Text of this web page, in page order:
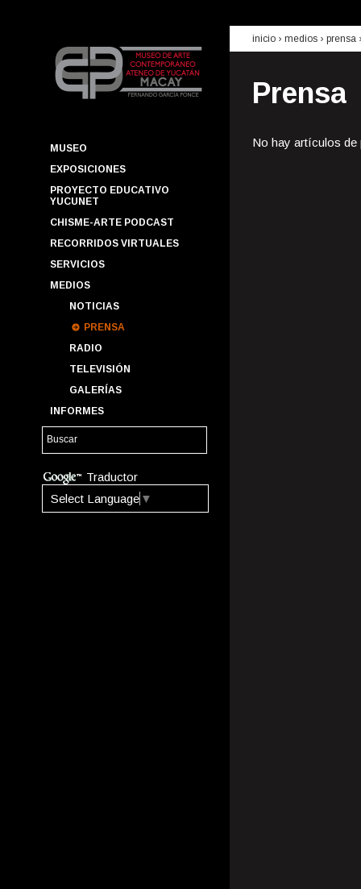
MUSEO
EXPOSICIONES
PROYECTO EDUCATIVO
YUCUNET
CHISME-ARTE PODCAST
RECORRIDOS VIRTUALES
SERVICIOS
MEDIOS
NOTICIAS
PRENSA
RADIO
TELEVISIÓN
GALERÍAS
INFORMES
Traductor
Select Language ▼
inicio › medios › prensa
Prensa
No hay artículos de